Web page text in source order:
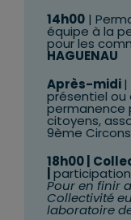
14h00|
équipe à la
pour les
HAGUENAU
Après-midi|
présentiel ou
permanence
citoyens,
9ème
18h00|
Pour en finir
Collectivité
laboratoire